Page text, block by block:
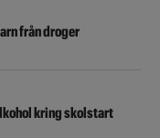
från droger
kring skolstart